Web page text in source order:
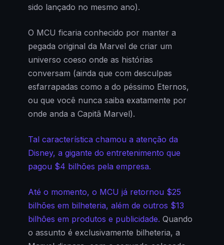
sido lançado no mesmo ano).
O MCU ficaria conhecido por manter a
pegada original da Marvel de criar um
universo coeso onde as histórias
conversam (ainda que com desculpas
esfarrapadas como a do péssimo Eternos,
ou que você nunca saiba exatamente por
onde anda a Capitã Marvel).
Tal característica chamou a atenção da
Disney, a gigante do entretenimento que
pagou $4 bilhões pela empresa.
Até o momento, o MCU já retornou $25
bilhões em bilheteria, além de outros $13
bilhões em produtos e publicidade. Quando
o assunto é exclusivamente bilheteria, a